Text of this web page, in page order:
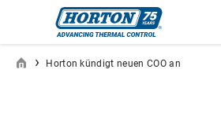
› Horton kündigt neuen COO an